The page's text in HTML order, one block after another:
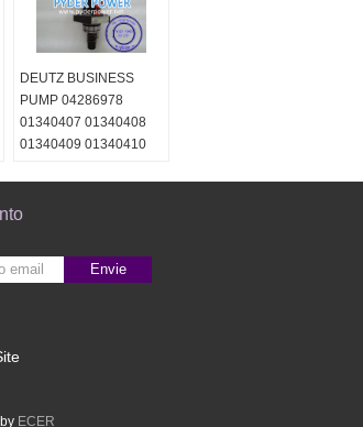
DEUTZ BUSINESS
PUMP 04286978
01340407 01340408
01340409 01340410
Envie
ECER